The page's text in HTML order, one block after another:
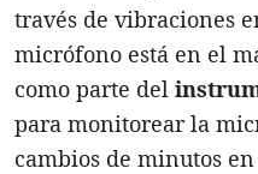
través de vibraciones
micrófono está en el
como parte del
para monitorear la
cambios de minutos